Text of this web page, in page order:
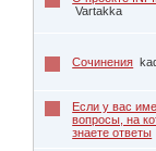
Vartakka
Сочинения
Если у вас
вопросы, на
знаете ответы